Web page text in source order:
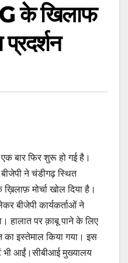
के खिलाफ
बार फिर शुरू हो गई है।
ने चंडीगढ़ स्थित
मोर्चा खोल दिया है।
बीजेपी कार्यकर्ताओं ने
हालात पर क़ाबू पाने के लिए
का इस्तेमाल किया गया। इस
भी आईं।सीबीआई मुख्यालय